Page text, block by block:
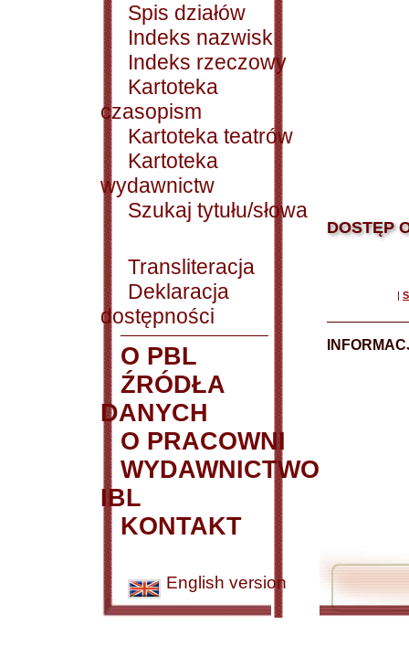
Spis działów
Indeks nazwisk
Indeks rzeczowy
Kartoteka
czasopism
Kartoteka teatrów
Kartoteka
wydawnictw
Szukaj tytułu/słowa
Transliteracja
Deklaracja
dostępności
O PBL
ŹRÓDŁA
DANYCH
O PRACOWNI
WYDAWNICTWO
IBL
KONTAKT
English version
DOSTĘP
|